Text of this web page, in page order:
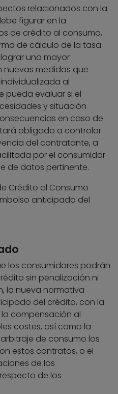
relacionados con la
figurar en la
de crédito al consumo,
de cálculo de la tasa
una mayor
nuevas medidas que
al
pueda evaluar si el
y situación
en caso de
obligado a controlar
del contratante, a
por el consumidor
de datos pertinente.
Crédito al Consumo
anticipado del
los consumidores podrán
sin penalización ni
la nueva normativa
del crédito, con la
compensación al
costes, así como la
de consumo los
estos contratos, o el
de los
de los